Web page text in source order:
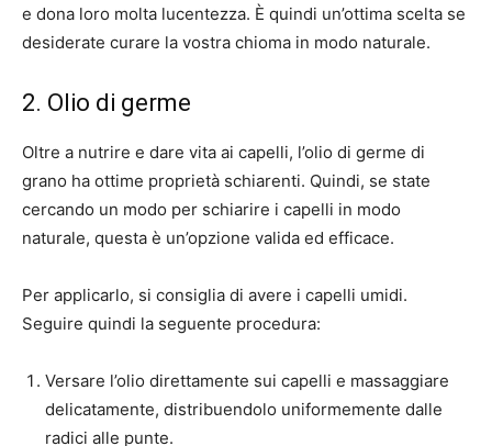
e dona loro molta lucentezza. È quindi un’ottima scelta se
desiderate curare la vostra chioma in modo naturale.
2. Olio di germe
Oltre a nutrire e dare vita ai capelli, l’olio di germe di
grano ha ottime proprietà schiarenti. Quindi, se state
cercando un modo per schiarire i capelli in modo
naturale, questa è un’opzione valida ed efficace.
Per applicarlo, si consiglia di avere i capelli umidi.
Seguire quindi la seguente procedura:
Versare l’olio direttamente sui capelli e massaggiare
delicatamente, distribuendolo uniformemente dalle
radici alle punte.